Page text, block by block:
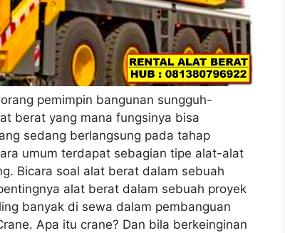
pemimpin bangunan sungguh-
berat yang mana fungsinya bisa
sedang berlangsung pada tahap
umum terdapat sebagian tipe alat-alat
Bicara soal alat berat dalam sebuah
alat berat dalam sebuah proyek
banyak di sewa dalam pembanguan
Apa itu crane? Dan bila berkeinginan